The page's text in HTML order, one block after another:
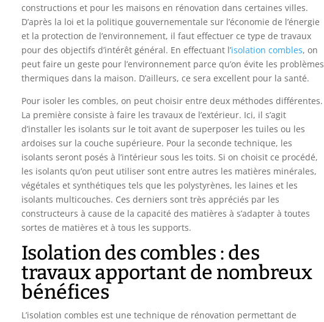
constructions et pour les maisons en rénovation dans certaines villes.
D’après la loi et la politique gouvernementale sur l’économie de l’énergie
et la protection de l’environnement, il faut effectuer ce type de travaux
pour des objectifs d’intérêt général. En effectuant l’isolation combles, on
peut faire un geste pour l’environnement parce qu’on évite les problèmes
thermiques dans la maison. D’ailleurs, ce sera excellent pour la santé.
Pour isoler les combles, on peut choisir entre deux méthodes différentes.
La première consiste à faire les travaux de l’extérieur. Ici, il s’agit
d’installer les isolants sur le toit avant de superposer les tuiles ou les
ardoises sur la couche supérieure. Pour la seconde technique, les
isolants seront posés à l’intérieur sous les toits. Si on choisit ce procédé,
les isolants qu’on peut utiliser sont entre autres les matières minérales,
végétales et synthétiques tels que les polystyrènes, les laines et les
isolants multicouches. Ces derniers sont très appréciés par les
constructeurs à cause de la capacité des matières à s’adapter à toutes
sortes de matières et à tous les supports.
Isolation des combles : des
travaux apportant de nombreux
bénéfices
L’isolation combles est une technique de rénovation permettant de